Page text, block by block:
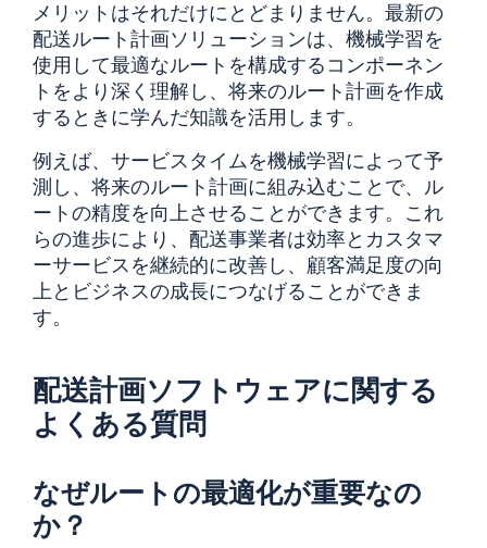
メリットはそれだけにとどまりません。最新の
配送ルート計画ソリューションは、機械学習を
使用して最適なルートを構成するコンポーネン
トをより深く理解し、将来のルート計画を作成
するときに学んだ知識を活用します。
例えば、サービスタイムを機械学習によって予
測し、将来のルート計画に組み込むことで、ル
ートの精度を向上させることができます。これ
らの進歩により、配送事業者は効率とカスタマ
ーサービスを継続的に改善し、顧客満足度の向
上とビジネスの成長につなげることができま
す。
配送計画ソフトウェアに関する
よくある質問
なぜルートの最適化が重要なの
か？